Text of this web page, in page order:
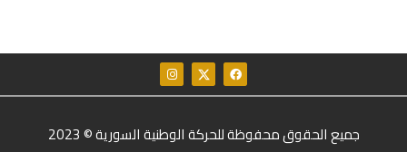
جميع الحقوق محفوظة للحركة الوطنية السورية © 2023